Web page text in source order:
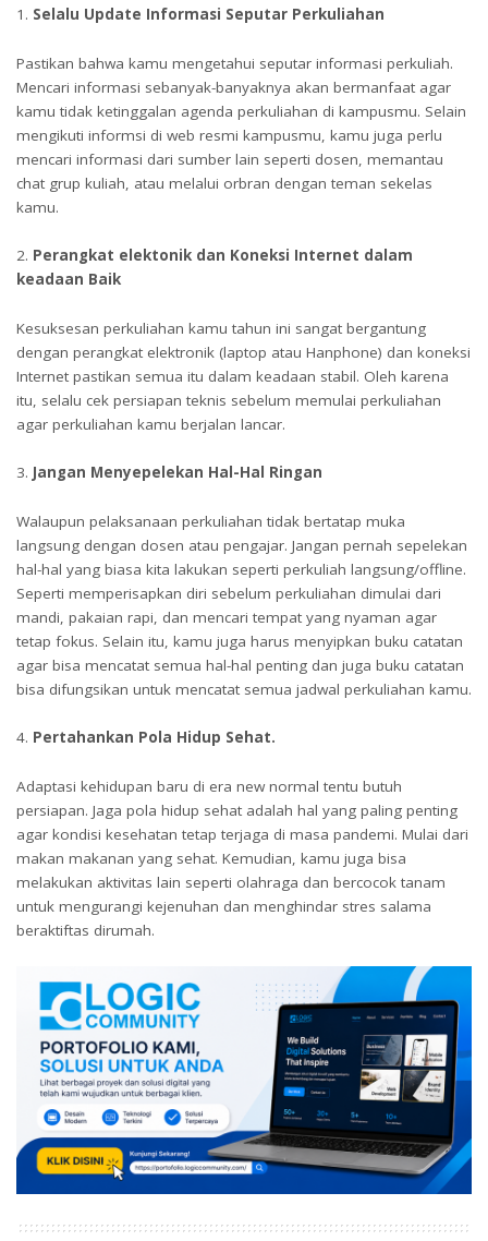
Selalu Update Informasi Seputar Perkuliahan
Pastikan bahwa kamu mengetahui seputar informasi perkuliah.
Mencari informasi sebanyak-banyaknya akan bermanfaat agar
kamu tidak ketinggalan agenda perkuliahan di kampusmu. Selain
mengikuti informsi di web resmi kampusmu, kamu juga perlu
mencari informasi dari sumber lain seperti dosen, memantau
chat grup kuliah, atau melalui orbran dengan teman sekelas
kamu.
Perangkat elektonik dan Koneksi Internet dalam
keadaan Baik
Kesuksesan perkuliahan kamu tahun ini sangat bergantung
dengan perangkat elektronik (laptop atau Hanphone) dan koneksi
Internet pastikan semua itu dalam keadaan stabil. Oleh karena
itu, selalu cek persiapan teknis sebelum memulai perkuliahan
agar perkuliahan kamu berjalan lancar.
Jangan Menyepelekan Hal-Hal Ringan
Walaupun pelaksanaan perkuliahan tidak bertatap muka
langsung dengan dosen atau pengajar. Jangan pernah sepelekan
hal-hal yang biasa kita lakukan seperti perkuliah langsung/offline.
Seperti memperisapkan diri sebelum perkuliahan dimulai dari
mandi, pakaian rapi, dan mencari tempat yang nyaman agar
tetap fokus. Selain itu, kamu juga harus menyipkan buku catatan
agar bisa mencatat semua hal-hal penting dan juga buku catatan
bisa difungsikan untuk mencatat semua jadwal perkuliahan kamu.
Pertahankan Pola Hidup Sehat.
Adaptasi kehidupan baru di era new normal tentu butuh
persiapan. Jaga pola hidup sehat adalah hal yang paling penting
agar kondisi kesehatan tetap terjaga di masa pandemi. Mulai dari
makan makanan yang sehat. Kemudian, kamu juga bisa
melakukan aktivitas lain seperti olahraga dan bercocok tanam
untuk mengurangi kejenuhan dan menghindar stres salama
beraktiftas dirumah.